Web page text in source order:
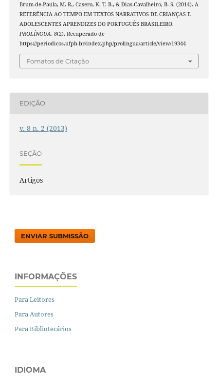
Brum-de-Paula, M. R., Casero, K. T. B., & Dias-Cavalheiro, B. S. (2014). A
REFERÊNCIA AO TEMPO EM TEXTOS NARRATIVOS DE CRIANÇAS E
ADOLESCENTES APRENDIZES DO PORTUGUÊS BRASILEIRO.
PROLÍNGUA, 8(2). Recuperado de
https://periodicos.ufpb.br/index.php/prolingua/article/view/19344
Fomatos de Citação
EDIÇÃO
v. 8 n. 2 (2013)
SEÇÃO
Artigos
ENVIAR SUBMISSÃO
INFORMAÇÕES
Para Leitores
Para Autores
Para Bibliotecários
IDIOMA